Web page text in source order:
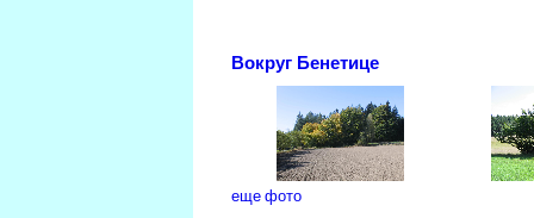
Вокруг Бенетице
еще фото